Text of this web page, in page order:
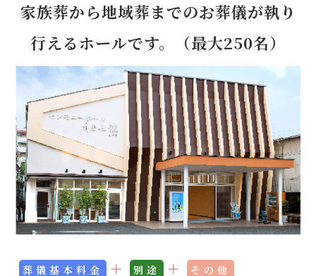
家族葬から地域葬までのお葬儀が執り
行えるホールです。（最大250名）
葬儀基本料金 ＋ 別途 ＋ その他